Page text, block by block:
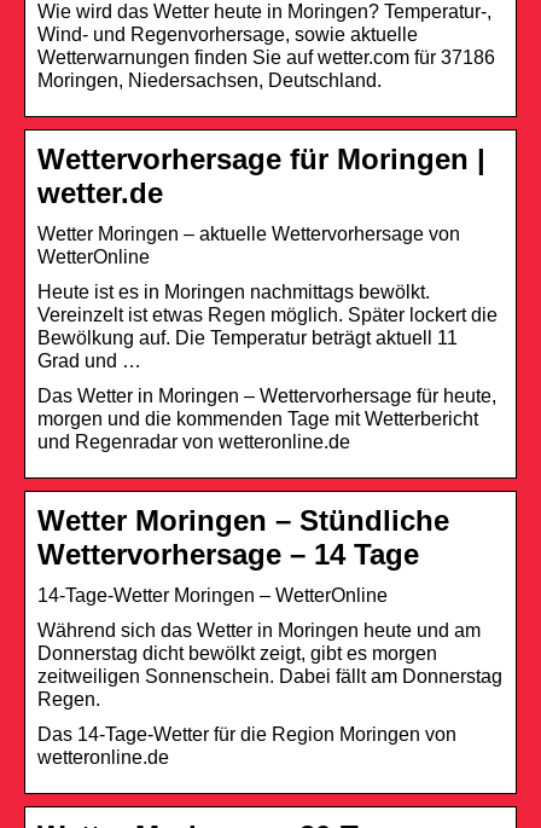
Wie wird das Wetter heute in Moringen? Temperatur-,
Wind- und Regenvorhersage, sowie aktuelle
Wetterwarnungen finden Sie auf wetter.com für 37186
Moringen, Niedersachsen, Deutschland.
Wettervorhersage für Moringen |
wetter.de
Wetter Moringen – aktuelle Wettervorhersage von
WetterOnline
Heute ist es in Moringen nachmittags bewölkt.
Vereinzelt ist etwas Regen möglich. Später lockert die
Bewölkung auf. Die Temperatur beträgt aktuell 11
Grad und …
Das Wetter in Moringen – Wettervorhersage für heute,
morgen und die kommenden Tage mit Wetterbericht
und Regenradar von wetteronline.de
Wetter Moringen – Stündliche
Wettervorhersage – 14 Tage
14-Tage-Wetter Moringen – WetterOnline
Während sich das Wetter in Moringen heute und am
Donnerstag dicht bewölkt zeigt, gibt es morgen
zeitweiligen Sonnenschein. Dabei fällt am Donnerstag
Regen.
Das 14-Tage-Wetter für die Region Moringen von
wetteronline.de